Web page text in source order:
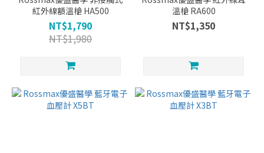
紅外線額溫槍 HA500
NT$1,790
NT$1,980
溫槍 RA600
NT$1,350